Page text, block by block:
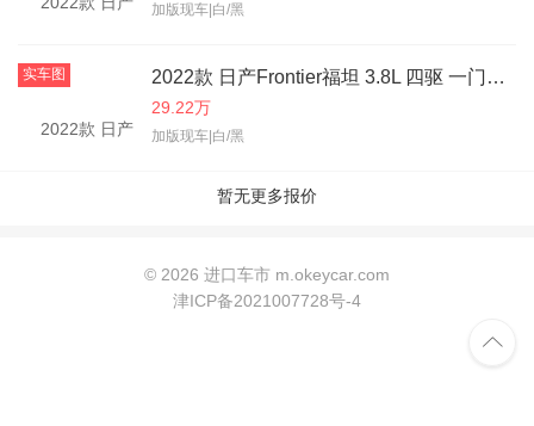
加版现车|白/黑
实车图 2022款 日产Frontier福坦 3.8L 四驱 一门半 S
29.22万
加版现车|白/黑
暂无更多报价
© 2026 进口车市 m.okeycar.com
津ICP备2021007728号-4
